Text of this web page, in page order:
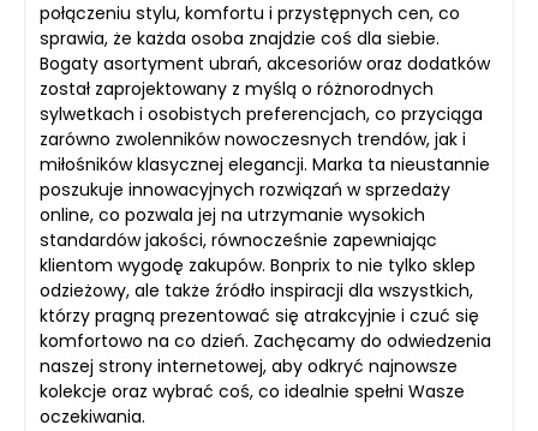
połączeniu stylu, komfortu i przystępnych cen, co
sprawia, że każda osoba znajdzie coś dla siebie.
Bogaty asortyment ubrań, akcesoriów oraz dodatków
został zaprojektowany z myślą o różnorodnych
sylwetkach i osobistych preferencjach, co przyciąga
zarówno zwolenników nowoczesnych trendów, jak i
miłośników klasycznej elegancji. Marka ta nieustannie
poszukuje innowacyjnych rozwiązań w sprzedaży
online, co pozwala jej na utrzymanie wysokich
standardów jakości, równocześnie zapewniając
klientom wygodę zakupów. Bonprix to nie tylko sklep
odzieżowy, ale także źródło inspiracji dla wszystkich,
którzy pragną prezentować się atrakcyjnie i czuć się
komfortowo na co dzień. Zachęcamy do odwiedzenia
naszej strony internetowej, aby odkryć najnowsze
kolekcje oraz wybrać coś, co idealnie spełni Wasze
oczekiwania.